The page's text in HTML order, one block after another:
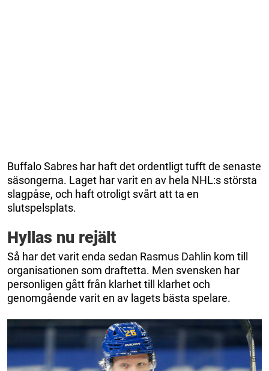
Buffalo Sabres har haft det ordentligt tufft de senaste
säsongerna. Laget har varit en av hela NHL:s största
slagpåse, och haft otroligt svårt att ta en
slutspelsplats.
Hyllas nu rejält
Så har det varit enda sedan Rasmus Dahlin kom till
organisationen som draftetta. Men svensken har
personligen gått från klarhet till klarhet och
genomgående varit en av lagets bästa spelare.